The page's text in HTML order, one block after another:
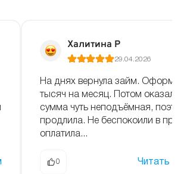
Халитина Р
29.04.2026
На днях вернула займ.
тысяч на месяц. Потом
сумма чуть неподъёмная,
продлила. Не беспокоили в
оплатила...
0 Читать